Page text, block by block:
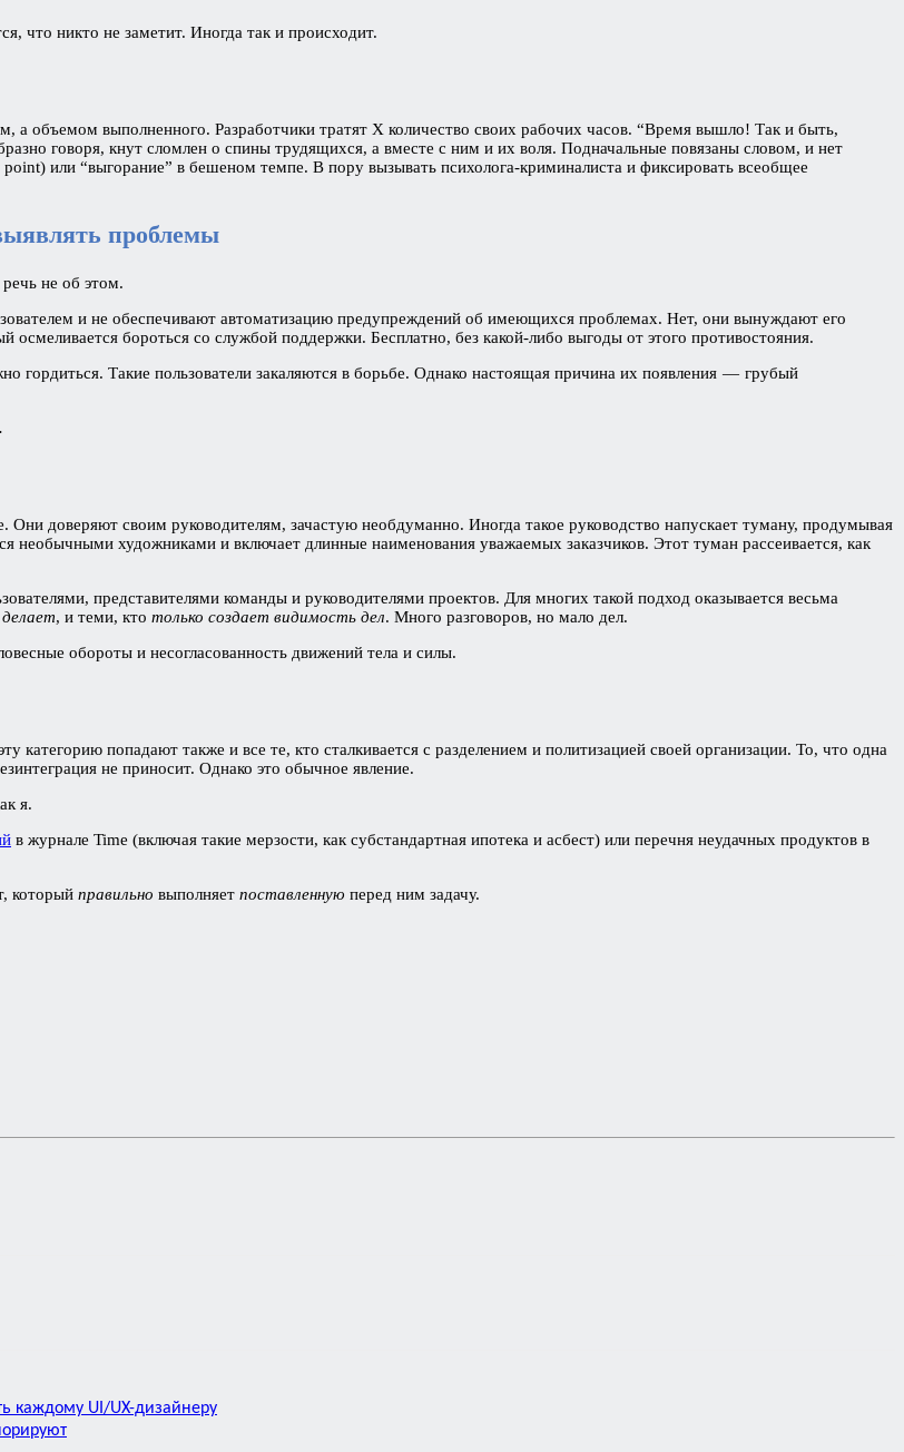
что никто не заметит. Иногда так и происходит.
а объемом выполненного. Разработчики тратят X количество своих рабочих часов. “Время вышло! Так и быть,
говоря, кнут сломлен о спины трудящихся, а вместе с ним и их воля. Подначальные повязаны словом, и нет
или “выгорание” в бешеном темпе. В пору вызывать психолога-криминалиста и фиксировать всеобщее
проблемы
не об этом.
и не обеспечивают автоматизацию предупреждений об имеющихся проблемах. Нет, они вынуждают его
осмеливается бороться со службой поддержки. Бесплатно, без какой-либо выгоды от этого противостояния.
гордиться. Такие пользователи закаляются в борьбе. Однако настоящая причина их появления — грубый
доверяют своим руководителям, зачастую необдуманно. Иногда такое руководство напускает туману, продумывая
необычными художниками и включает длинные наименования уважаемых заказчиков. Этот туман рассеивается, как
представителями команды и руководителями проектов. Для многих такой подход оказывается весьма
, и теми, кто только создает видимость дел. Много разговоров, но мало дел.
обороты и несогласованность движений тела и силы.
категорию попадают также и все те, кто сталкивается с разделением и политизацией своей организации. То, что одна
не приносит. Однако это обычное явление.
я.
в журнале Time (включая такие мерзости, как субстандартная ипотека и асбест) или перечня неудачных продуктов в
который правильно выполняет поставленную перед ним задачу.
каждому UI/UX-дизайнеру